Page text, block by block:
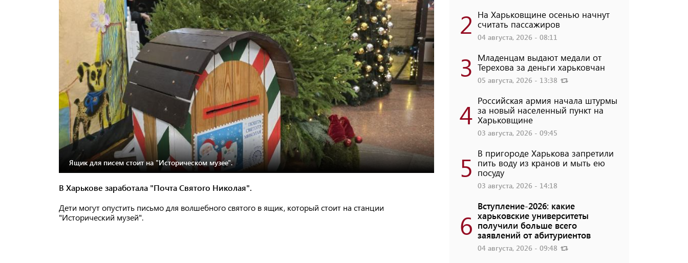
Ящик для писем стоит на "Историческом музее".
В Харькове заработала "Почта Святого Николая".
Дети могут опустить письмо для волшебного святого в ящик, который стоит на станции
"Исторический музей".
2 На Харьковщине осенью начнут
считать пассажиров
04 августа, 2026 - 08:11
3 Младенцам выдают медали от
Терехова за деньги харьковчан
05 августа, 2026 - 13:38
4 Российская армия начала штурмы
за новый населенный пункт на
Харьковщине
03 августа, 2026 - 09:45
5 В пригороде Харькова запретили
пить воду из кранов и мыть ею
посуду
03 августа, 2026 - 14:18
6
Вступление-2026: какие
харьковские университеты
получили больше всего
заявлений от абитуриентов
04 августа, 2026 - 09:48